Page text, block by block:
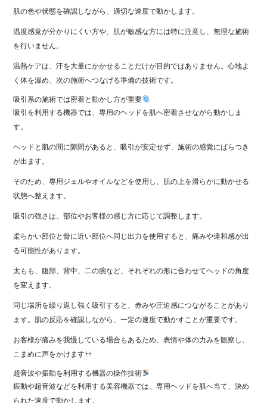
肌の色や状態を確認しながら、適切な速度で動かします。
温度感覚が分かりにくい方や、肌が敏感な方には特に注意し、無理な施術
を行いません。
温熱ケアは、汗を大量にかかせることだけが目的ではありません。心地よ
く体を温め、次の施術へつなげる準備の技術です。
吸引系の施術では密着と動かし方が重要
吸引を利用する機器では、専用のヘッドを肌へ密着させながら動かしま
す。
ヘッドと肌の間に隙間があると、吸引が安定せず、施術の感覚にばらつき
が出ます。
そのため、専用ジェルやオイルなどを使用し、肌の上を滑らかに動かせる
状態へ整えます。
吸引の強さは、部位やお客様の感じ方に応じて調整します。
柔らかい部位と骨に近い部位へ同じ出力を使用すると、痛みや違和感が出
る可能性があります。
太もも、腹部、背中、二の腕など、それぞれの形に合わせてヘッドの角度
を変えます。
同じ場所を繰り返し強く吸引すると、赤みや圧迫感につながることがあり
ます。肌の反応を確認しながら、一定の速度で動かすことが重要です。
お客様が痛みを我慢している場合もあるため、表情や体の力みを観察し、
こまめに声をかけます
超音波や振動を利用する機器の操作技術
振動や超音波などを利用する美容機器では、専用ヘッドを肌へ当て、決め
られた速度で動かします。